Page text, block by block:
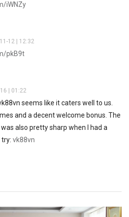
iWNZy
12 | 12:32
pkB9t
| 01:22
seems like it caters well to us.
and a decent welcome bonus. The
also pretty sharp when I had a
try: vk88vn